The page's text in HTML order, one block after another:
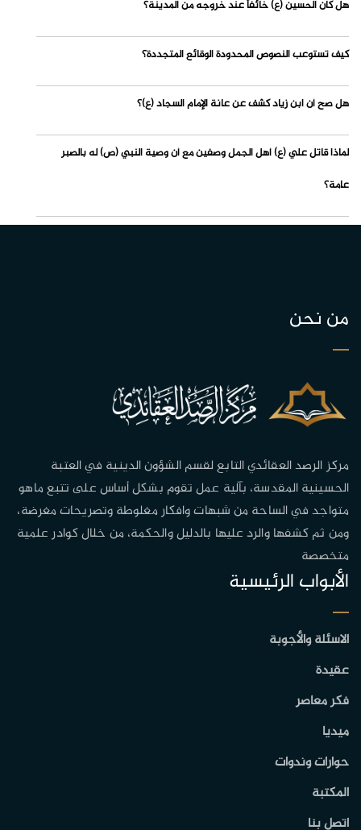
هل كان الحسين (ع) خائفاً عند خروجه من المدينة؟
كيف تستوعب النصوص المحدودة الوقائع المتجددة؟
هل صح أن ابن زياد كشف عن عانة الإمام السجاد (ع)؟
لماذا قاتل علي (ع) أهل الجمل وصفين مع أن وصية النبي (ص) له بالصبر
عامة؟
من نحن
مركز الرصد العقائدي التابع لقسم الشؤون الدينية في العتبة
الحسينية المقدسة، بآلية عمل تقوم بشكل أساس على تتبع ماهو
متواجد في الساحة من شبهات وافكار مغلوطة وتصريحات مغرضة،
ومن ثم كشفها والرد عليها بالدليل والحكمة، من خلال كوادر علمية
متخصصة
الأبواب الرئيسية
الاسئلة والأجوبة
عقيدة
فكر معاصر
ميديا
حوارات وندوات
المكتبة
اتصل بنا